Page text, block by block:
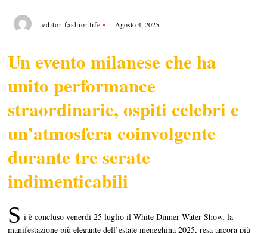
editor fashionlife Agosto 4, 2025
Un evento milanese che ha
unito performance
straordinarie, ospiti celebri e
un’atmosfera coinvolgente
durante tre serate
indimenticabili
S i è concluso venerdì 25 luglio il White Dinner Water Show, la
manifestazione più elegante dell’estate meneghina 2025, resa ancora più